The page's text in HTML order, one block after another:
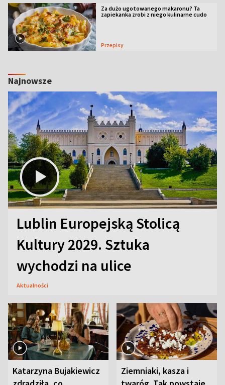
Za dużo ugotowanego makaronu? Ta
zapiekanka zrobi z niego kulinarne cudo
Przepisy
Najnowsze
Lublin Europejską Stolicą
Kultury 2029. Sztuka
wychodzi na ulice
Aktualności
Katarzyna Bujakiewicz
Ziemniaki, kasza i